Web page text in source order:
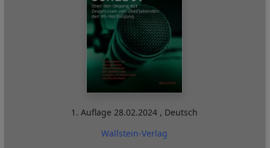
1. Auflage28.02.2024 , Deutsch
Wallstein-Verlag